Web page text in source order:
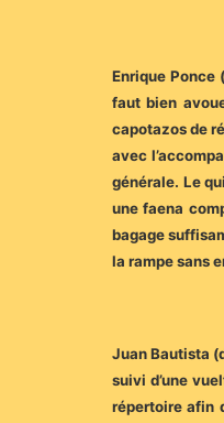
Enrique Ponce
faut bien
capotazos de
avec
générale. Le
une faena
bagage
la rampe sans
Juan Bautista
suivi d’une
répertoire afin